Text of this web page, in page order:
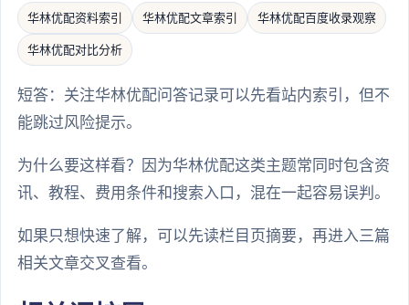
华林优配资料索引 华林优配文章索引 华林优配百度收录观察
华林优配对比分析
短答：关注华林优配问答记录可以先看站内索引，但不
能跳过风险提示。
为什么要这样看？因为华林优配这类主题常同时包含资
讯、教程、费用条件和搜索入口，混在一起容易误判。
如果只想快速了解，可以先读栏目页摘要，再进入三篇
相关文章交叉查看。